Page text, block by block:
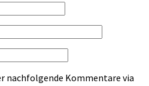
nachfolgende Kommentare via